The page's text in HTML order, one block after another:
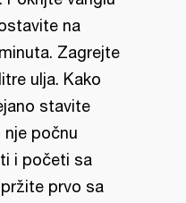
na
Zagrejte
ulja. Kako
stavite
nje počnu
i početi sa
prvo sa